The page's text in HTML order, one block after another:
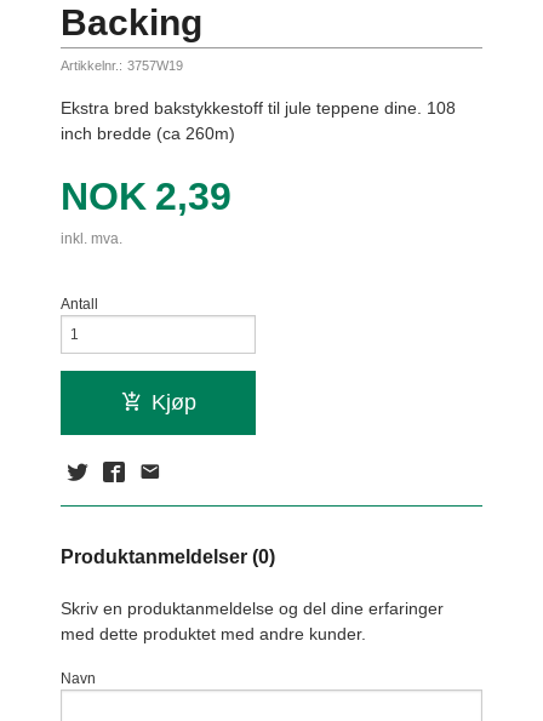
Backing
Artikkelnr.: 3757W19
Ekstra bred bakstykkestoff til jule teppene dine. 108
inch bredde (ca 260m)
Pris
NOK 2,39
inkl. mva.
Antall
Kjøp
Produktanmeldelser (0)
Skriv en produktanmeldelse og del dine erfaringer
med dette produktet med andre kunder.
Navn